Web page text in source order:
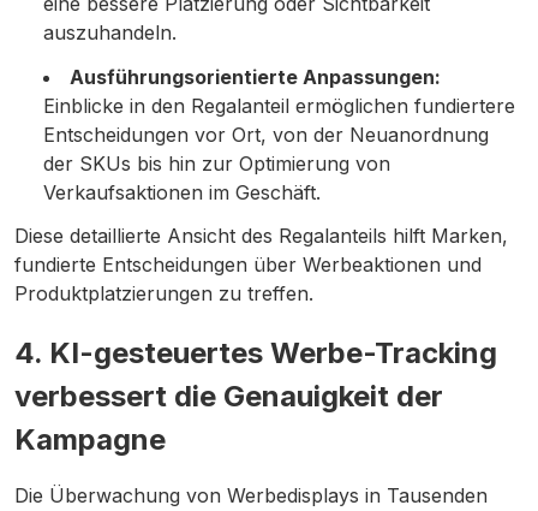
auszuhandeln.
Ausführungsorientierte Anpassungen:
Einblicke in den Regalanteil ermöglichen fundiertere
Entscheidungen vor Ort, von der Neuanordnung
der SKUs bis hin zur Optimierung von
Verkaufsaktionen im Geschäft.
Diese detaillierte Ansicht des Regalanteils hilft Marken,
fundierte Entscheidungen über Werbeaktionen und
Produktplatzierungen zu treffen.
4. KI-gesteuertes Werbe-Tracking
verbessert die Genauigkeit der
Kampagne
Die Überwachung von Werbedisplays in Tausenden